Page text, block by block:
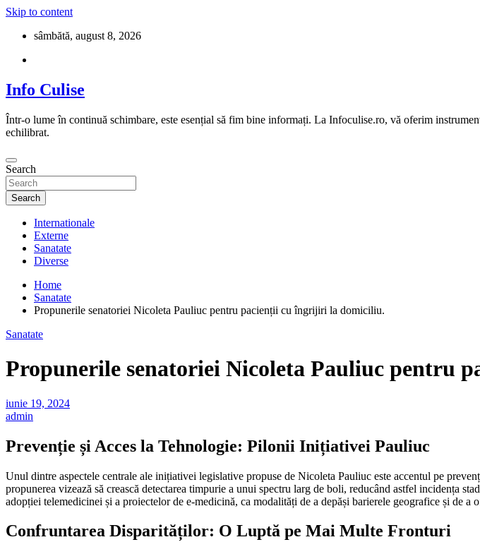
Skip to content
sâmbătă, august 8, 2026
Info Culise
Într-o lume în continuă schimbare, este esențial să fim bine informați. La Infoculise.ro, vă oferim
echilibrat.
Search
Search
Internationale
Externe
Sanatate
Diverse
Home
Sanatate
Propunerile senatoriei Nicoleta Pauliuc pentru pacienții cu îngrijiri la domiciliu.
Sanatate
Propunerile senatoriei Nicoleta Pauliuc pentru
iunie 19, 2024
admin
Prevenție și Acces la Tehnologie: Pilonii Inițiativei Pauliuc
Unul dintre aspectele centrale ale inițiativei legislative propuse de Nicoleta Pauliuc este accentul pe
propunerea vizează să crească detectarea timpurie a unui spectru larg de boli, reducând astfel incidența
adopției telemedicinei și a proiectelor de e-medicină, ca modalități de a depăși barierele geografice și de
Confruntarea Disparităților: O Luptă pe Mai Multe Fronturi